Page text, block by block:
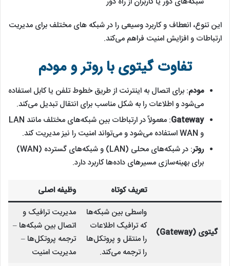
این تنوع، انعطاف و کاربرد وسیعی را در شبکه ‌های مختلف برای مدیریت
ارتباطات و افزایش امنیت فراهم می‌کند.
تفاوت گیتوی با روتر و مودم
مودم: برای اتصال به اینترنت از طریق خطوط تلفن یا کابل استفاده
می‌شود و اطلاعات را به شکل مناسب برای انتقال تبدیل می‌کند.
Gateway
: معمولاً در ارتباطات بین شبکه‌های مختلف مانند LAN
و WAN استفاده می‌شود و می‌تواند امنیت را نیز مدیریت کند.
روتر
: در شبکه‌های محلی (LAN) و شبکه‌های گسترده (WAN)
برای بهینه‌سازی مسیرهای داده‌ها کاربرد دارد.
تعریف کوتاه وظیفه اصلی
گیتوی (Gateway)
واسطی بین شبکه‌ها
که ترافیک اطلاعات
را منتقل و پروتکل‌ها
را ترجمه می‌کند.
مدیریت ترافیک و
اتصال بین شبکه‌ها –
ترجمه پروتکل‌ها –
مدیریت امنیت